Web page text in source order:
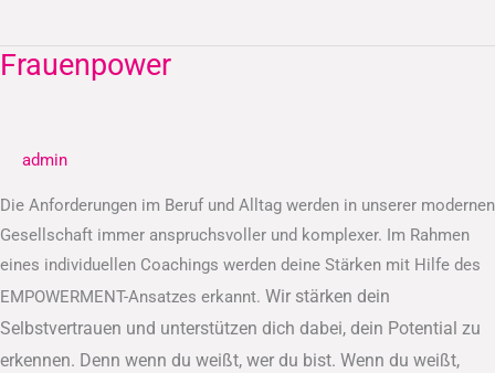
Frauenpower
admin
Die Anforderungen im Beruf und Alltag werden in unserer modernen
Gesellschaft immer anspruchsvoller und komplexer. Im Rahmen
eines individuellen Coachings werden deine Stärken mit Hilfe des
EMPOWERMENT-Ansatzes erkannt. Wir stärken dein
Selbstvertrauen und unterstützen dich dabei, dein Potential zu
erkennen. Denn wenn du weißt, wer du bist. Wenn du weißt,
Frauenpower